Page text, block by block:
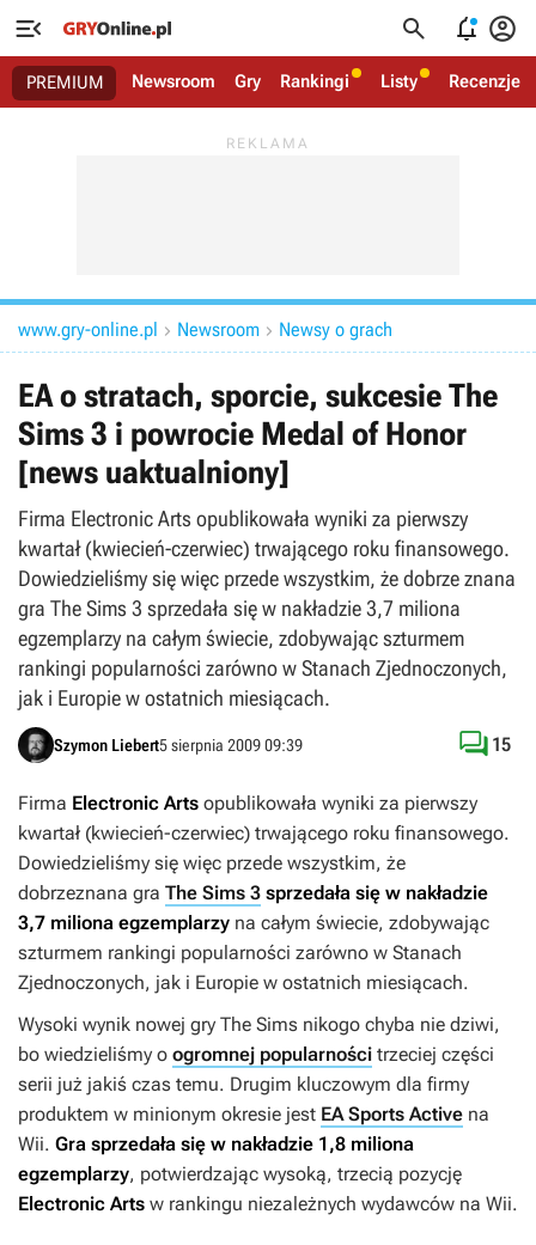
   
PREMIUM Newsroom Gry Rankingi Listy Recenzje
www.gry-online.pl  Newsroom  Newsy o grach
EA o stratach, sporcie, sukcesie The
Sims 3 i powrocie Medal of Honor
[news uaktualniony]
Firma Electronic Arts opublikowała wyniki za pierwszy
kwartał (kwiecień-czerwiec) trwającego roku finansowego.
Dowiedzieliśmy się więc przede wszystkim, że dobrze znana
gra The Sims 3 sprzedała się w nakładzie 3,7 miliona
egzemplarzy na całym świecie, zdobywając szturmem
rankingi popularności zarówno w Stanach Zjednoczonych,
jak i Europie w ostatnich miesiącach.
Szymon Liebert5 sierpnia 2009 09:39  15
Firma Electronic Arts opublikowała wyniki za pierwszy
kwartał (kwiecień-czerwiec) trwającego roku finansowego.
Dowiedzieliśmy się więc przede wszystkim, że
dobrzeznana gra The Sims 3 sprzedała się w nakładzie
3,7 miliona egzemplarzy na całym świecie, zdobywając
szturmem rankingi popularności zarówno w Stanach
Zjednoczonych, jak i Europie w ostatnich miesiącach.
Wysoki wynik nowej gry The Sims nikogo chyba nie dziwi,
bo wiedzieliśmy o ogromnej popularności trzeciej części
serii już jakiś czas temu. Drugim kluczowym dla firmy
produktem w minionym okresie jest EA Sports Active na
Wii. Gra sprzedała się w nakładzie 1,8 miliona
egzemplarzy, potwierdzając wysoką, trzecią pozycję
Electronic Arts w rankingu niezależnych wydawców na Wii.